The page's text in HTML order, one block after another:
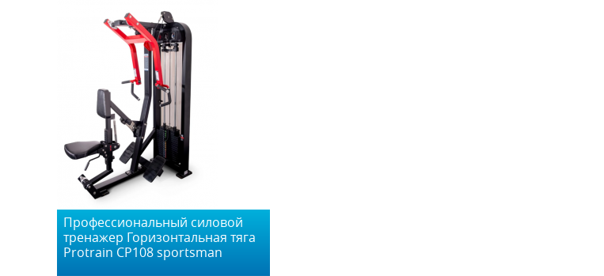
Профессиональный силовой
тренажер Горизонтальная тяга
Protrain CP108 sportsman